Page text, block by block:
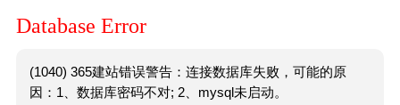
Database Error
(1040) 365建站错误警告：连接数据库失败，可能的原
因：1、数据库密码不对; 2、mysql未启动。